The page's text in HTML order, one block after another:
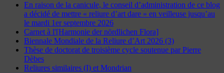
En raison de la canicule, le conseil d’administration de ce blog
a décidé de mettre « reliure d’art dare » en veilleuse jusqu’au
le mardi 1er septembre 2026
Carnet à l'[Harmonie der nördlichen Flora]
Biennale Mondiale de la Reliure d’Art 2026 (3)
Thèse de doctorat de troisième cycle soutenue par Pierre
Dèbes
Reliures similaires (I) et Mondrian